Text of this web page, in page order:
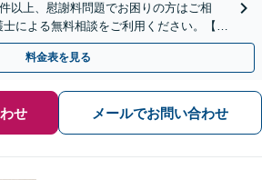
以上、慰謝料問題でお困りの方はご相
による無料相談をご利用ください。【不
全域対応】
料金表を見る
せ メールでお問い合わせ